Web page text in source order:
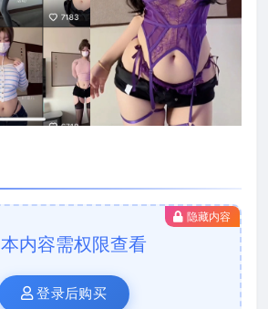
隐藏内容
本内容需权限查看
登录后购买